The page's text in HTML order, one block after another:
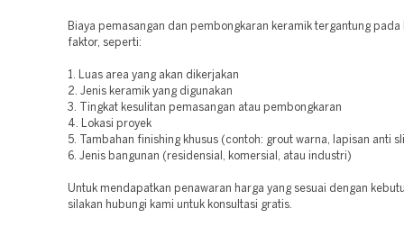
Biaya pemasangan dan pembongkaran keramik tergantung
faktor, seperti:
1. Luas area yang akan dikerjakan
2. Jenis keramik yang digunakan
3. Tingkat kesulitan pemasangan atau pembongkaran
4. Lokasi proyek
5. Tambahan finishing khusus (contoh: grout warna, lapisan anti
6. Jenis bangunan (residensial, komersial, atau industri)
Untuk mendapatkan penawaran harga yang sesuai dengan
silakan hubungi kami untuk konsultasi gratis.